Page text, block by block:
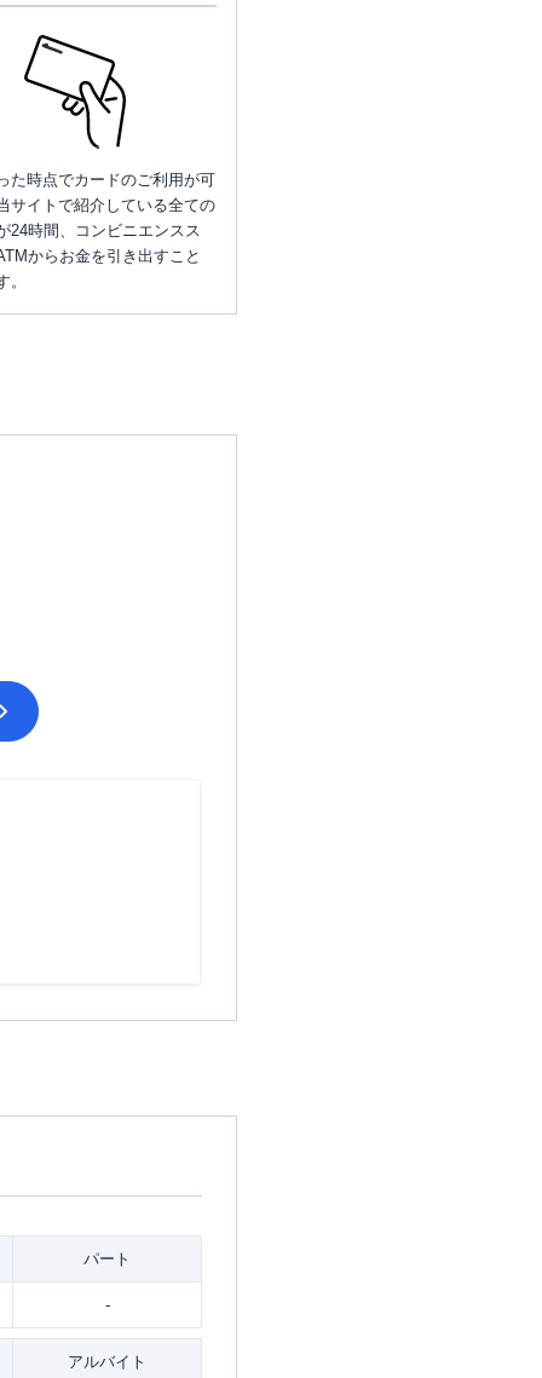
た時点でカードのご利用が可
サイトで紹介している全ての
24時間、コンビニエンスス
からお金を引き出すこと
。
パート
-
アルバイト